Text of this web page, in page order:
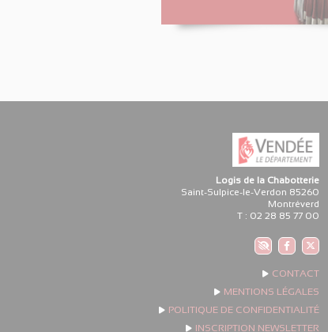
Logis de la Chabotterie
Saint-Sulpice-le-Verdon 85260
Montréverd
T : 02 28 85 77 00
Accessibilité
CONTACT
MENTIONS LÉGALES
POLITIQUE DE CONFIDENTIALITÉ
INSCRIPTION NEWSLETTER